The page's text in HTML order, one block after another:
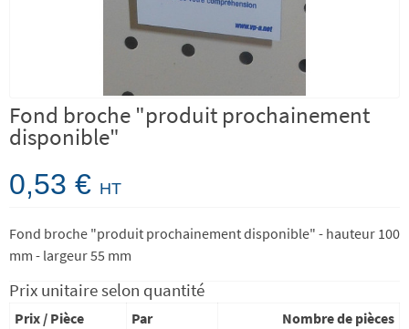
Fond broche "produit prochainement
disponible"
0,53 € HT
Fond broche "produit prochainement disponible" - hauteur 100
mm - largeur 55 mm
Prix unitaire selon quantité
Prix / Pièce Par
Nombre de pièces